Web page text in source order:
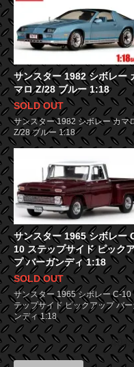
サンスター 1982 シボレー
マロ Z/28 ブルー 1:18
SOLD OUT
サンスター 1982 シボレー カマ
Z/28 ブルー 1:18
サンスター 1965 シボレー
10 ステップサイド ピック
プ バーガンディ 1:18
SOLD OUT
サンスター 1965 シボレー C-10
テップサイド ピックアップ バ
ンディ 1:18
40